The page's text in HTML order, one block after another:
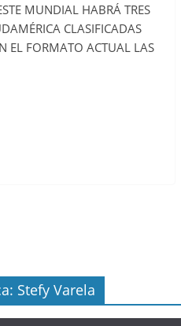
MUNDIAL HABRÁ TRES
CLASIFICADAS
EL FORMATO ACTUAL LAS
Stefy Varela